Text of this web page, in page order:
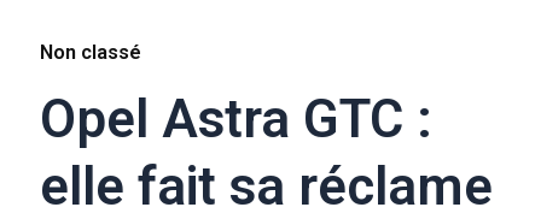
Non classé
Opel Astra GTC :
elle fait sa réclame